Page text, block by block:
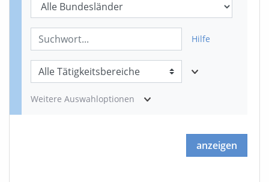
Hilfe
Weitere Auswahloptionen
anzeigen